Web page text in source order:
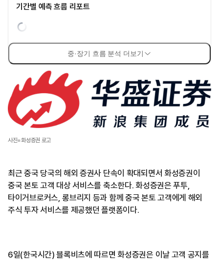
기간별 예측 흐름 리포트
중·장기 흐름 분석 더보기
사진=화성증권 로고
최근 중국 당국의 해외 증권사 단속이 확대되면서 화성증권이
중국 본토 고객 대상 서비스를 축소한다. 화성증권은 푸투,
타이거브로커스, 롱브리지 등과 함께 중국 본토 고객에게 해외
주식 투자 서비스를 제공했던 플랫폼이다.
6일(한국시간) 블록비츠에 따르면 화성증권은 이날 고객 공지를